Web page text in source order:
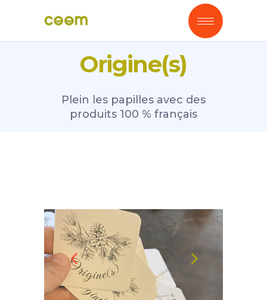
Origine(s)
Plein les papilles avec des
produits 100 % français